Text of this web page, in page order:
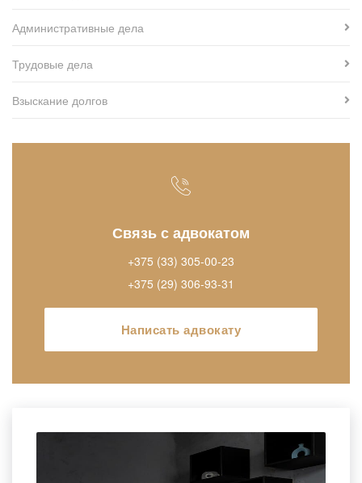
Административные дела
Трудовые дела
Взыскание долгов
Связь с адвокатом
+375 (33) 305-00-23
+375 (29) 306-93-31
Написать адвокату